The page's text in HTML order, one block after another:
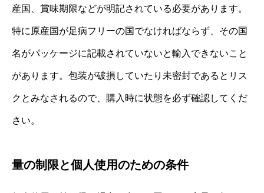
産国、賞味期限などが明記されている必要があります。
特に原産国が足病フリーの国でなければならず、その国
名がパッケージに記載されていないと輸入できないこと
があります。包装が破損していたり未密封であるとリス
クとみなされるので、購入時に状態を必ず確認してくだ
さい。
量の制限と個人使用のための条件